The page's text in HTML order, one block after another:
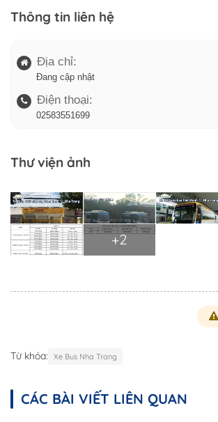
Thông tin liên hệ
Địa chỉ:
Đang cập nhật
Điện thoại:
02583551699
Thư viện ảnh
+2
Từ khóa: Xe Bus Nha Trang
CÁC BÀI VIẾT LIÊN QUAN